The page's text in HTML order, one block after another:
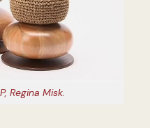
Regina Misk.